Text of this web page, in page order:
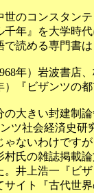
のコンスタン
年』を大学時
で読める専門書は
年）岩波書店
『ビザンツの
大きい封建制
ツ社会経済史
ないわけです
氏の雑誌掲載
井上浩一『ビ
イト『古代世